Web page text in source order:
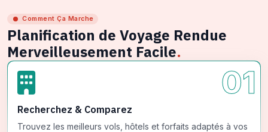
Comment Ça Marche
Planification de Voyage Rendue
Merveilleusement Facile.
01
Recherchez & Comparez
Trouvez les meilleurs vols, hôtels et forfaits adaptés à vos